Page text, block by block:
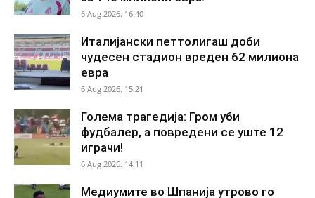
6 Aug 2026. 16:40
Италијански петтолигаш доби
чудесен стадион вреден 62 милиона
евра
6 Aug 2026. 15:21
Голема трагедија: Гром уби
фудбалер, а повредени се уште 12
играчи!
6 Aug 2026. 14:11
Медиумите во Шпанија утрово го